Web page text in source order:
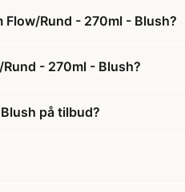
Rund - 270ml - Blush?
- 270ml - Blush?
på tilbud?